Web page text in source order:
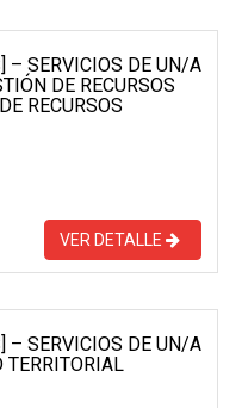
SERVICIOS DE UN/A
DE RECURSOS
RECURSOS
VER DETALLE
SERVICIOS DE UN/A